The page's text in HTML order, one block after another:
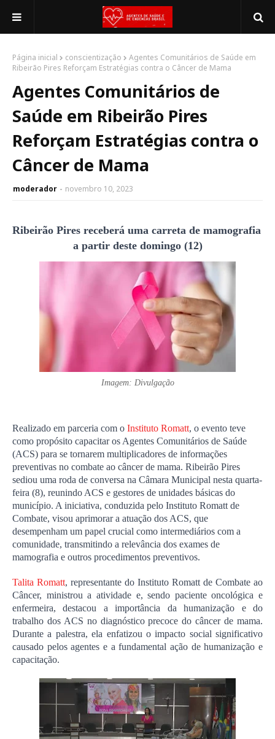
Página inicial conscientização
Agentes Comunitários de Saúde em
Ribeirão Pires Reforçam Estratégias contra o Câncer de Mama
Agentes Comunitários de
Saúde em Ribeirão Pires
Reforçam Estratégias contra o
Câncer de Mama
moderador novembro 10, 2023
Ribeirão Pires receberá uma carreta de mamografia
a partir deste domingo (12)
Imagem: Divulgação
Realizado em parceria com o Instituto Romatt, o evento teve
como propósito capacitar os Agentes Comunitários de Saúde
(ACS) para se tornarem multiplicadores de informações
preventivas no combate ao câncer de mama. Ribeirão Pires
sediou uma roda de conversa na Câmara Municipal nesta quarta-
feira (8), reunindo ACS e gestores de unidades básicas do
município. A iniciativa, conduzida pelo Instituto Romatt de
Combate, visou aprimorar a atuação dos ACS, que
desempenham um papel crucial como intermediários com a
comunidade, transmitindo a relevância dos exames de
mamografia e outros procedimentos preventivos.
Talita Romatt, representante do Instituto Romatt de Combate ao
Câncer, ministrou a atividade e, sendo paciente oncológica e
enfermeira, destacou a importância da humanização e do
trabalho dos ACS no diagnóstico precoce do câncer de mama.
Durante a palestra, ela enfatizou o impacto social significativo
causado pelos agentes e a fundamental ação de humanização e
capacitação.